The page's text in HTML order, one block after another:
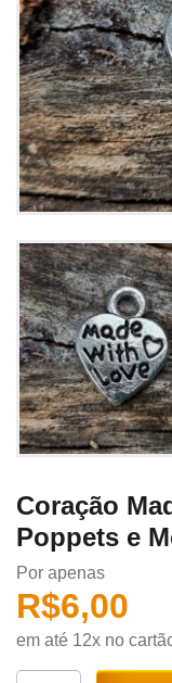
Coração
Poppets e
Por apenas
R$6,00
em até 12x no